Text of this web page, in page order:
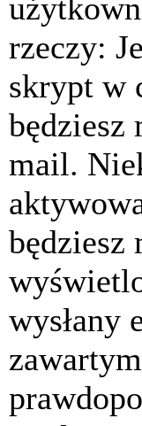
rzeczy:
skrypt w
będziesz
mail.
będziesz
wysłany